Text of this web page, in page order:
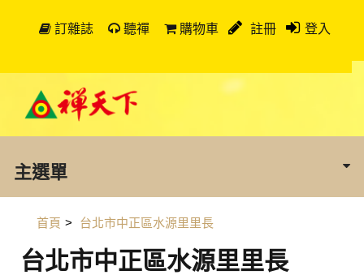
訂雜誌 聽禪 購物車 註冊 登入
主選單
首頁 > 台北市中正區水源里里長
台北市中正區水源里里長